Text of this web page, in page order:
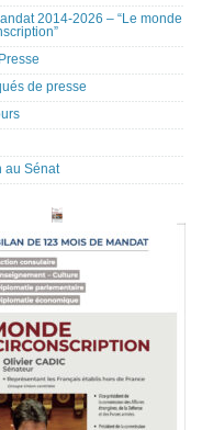
2014-2026 – “Le monde
de presse
au Sénat